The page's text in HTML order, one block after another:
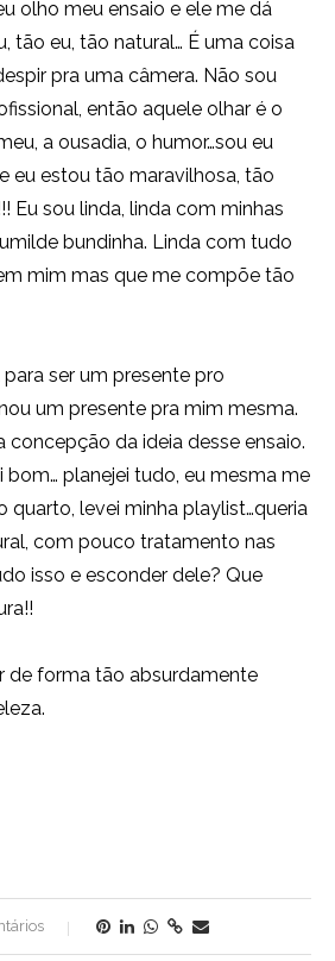
olho meu ensaio e ele me dá
tão eu, tão natural… É uma coisa
pra uma câmera. Não sou
então aquele olhar é o
a ousadia, o humor…sou eu
eu estou tão maravilhosa, tão
Eu sou linda, linda com minhas
bundinha. Linda com tudo
mim mas que me compõe tão
para ser um presente pro
um presente pra mim mesma.
concepção da ideia desse ensaio.
planejei tudo, eu mesma me
quarto, levei minha playlist…queria
com pouco tratamento nas
isso e esconder dele? Que
de forma tão absurdamente